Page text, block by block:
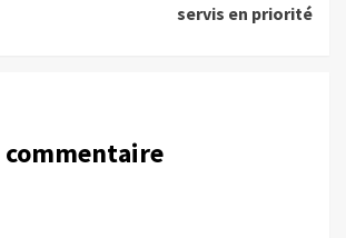
servis en priorité
commentaire